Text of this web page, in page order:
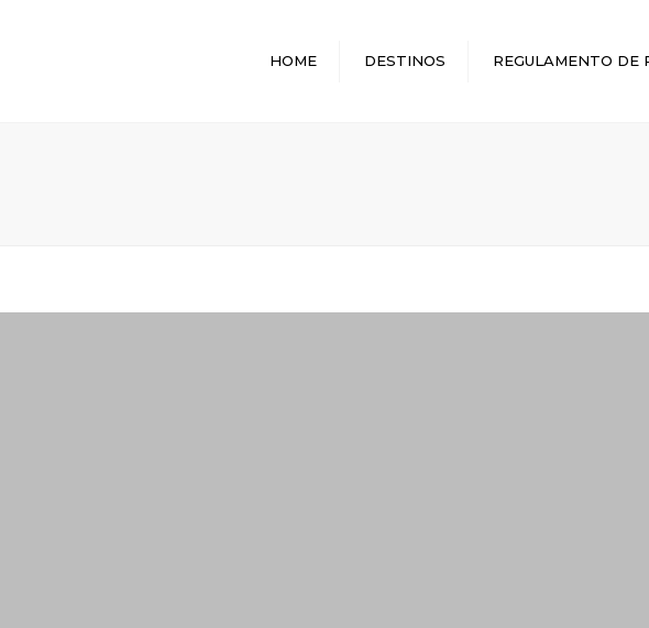
HOME DESTINOS REGULAMENTO DE